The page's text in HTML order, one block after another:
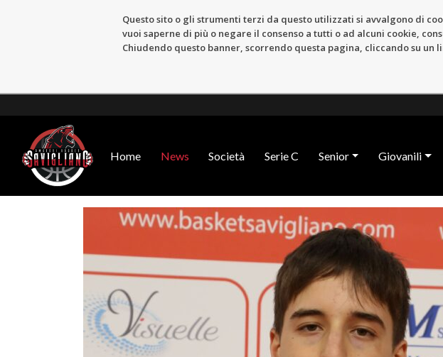
Questo sito o gli strumenti terzi da questo utilizzati si avvalgono di
vuoi saperne di più o negare il consenso a tutti o ad alcuni cookie,
Chiudendo questo banner, scorrendo questa pagina, cliccando su
Home News Società Serie C Senior Giovanili